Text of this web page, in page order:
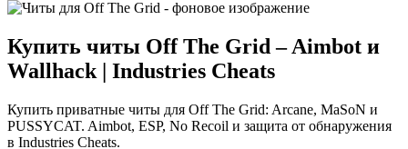
Купить читы Off The Grid – Aimbot и
Wallhack | Industries Cheats
Купить приватные читы для Off The Grid: Arcane, MaSoN и
PUSSYCAT. Aimbot, ESP, No Recoil и защита от обнаружения
в Industries Cheats.